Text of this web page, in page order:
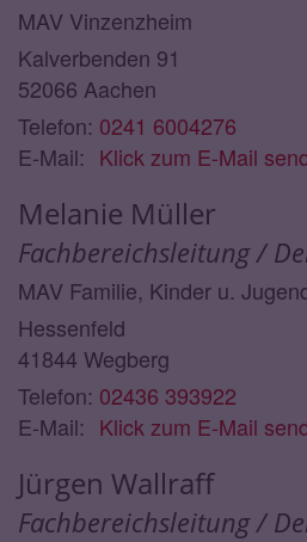
MAV Vinzenzheim
Kalverbenden 91
52066 Aachen
Telefon: 0241 6004276
E-Mail: Klick zum E-Mail
Melanie Müller
Fachbereichsleitung /
MAV Familie, Kinder u.
Hessenfeld
41844 Wegberg
Telefon: 02436 393922
E-Mail: Klick zum E-Mail
Jürgen Wallraff
Fachbereichsleitung /